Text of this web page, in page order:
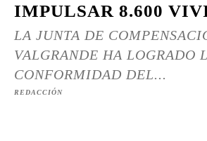
IMPULSAR 8.600
LA JUNTA DE
VALGRANDE HA LOGRADO
CONFORMIDAD DEL...
REDACCIÓN